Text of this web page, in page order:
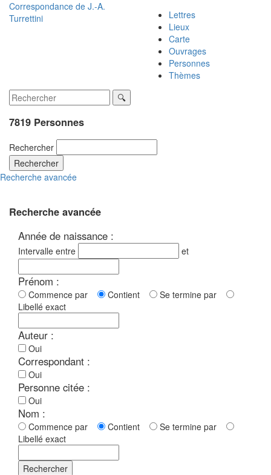
Correspondance de J.-A.
Turrettini
Lettres
Lieux
Carte
Ouvrages
Personnes
Thèmes
7819 Personnes
Rechercher
Rechercher
Recherche avancée
Recherche avancée
Année de naissance :
Intervalle entre et
Prénom :
Commence par Contient
Se termine par
Libellé exact
Auteur :
Oui
Correspondant :
Oui
Personne citée :
Oui
Nom :
Commence par Contient
Se termine par
Libellé exact
Rechercher